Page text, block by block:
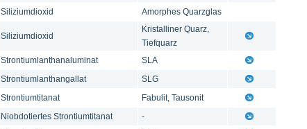
Siliziumdioxid Amorphes Quarzglas
Siliziumdioxid
Kristalliner Quarz,
Tiefquarz
Strontiumlanthanaluminat
SLA
Strontiumlanthangallat
SLG
Strontiumtitanat
Fabulit, Tausonit
Niobdotiertes Strontiumtitanat
-